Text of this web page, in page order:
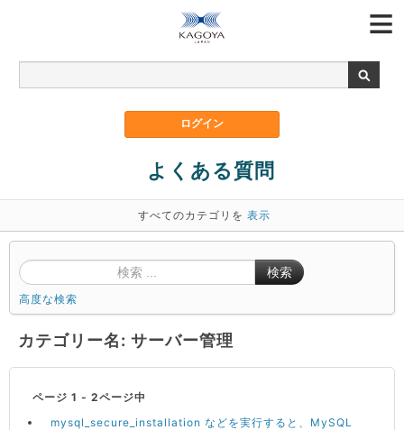
よくある質問
すべてのカテゴリを 表示
検索
高度な検索
カテゴリー名: サーバー管理
ページ 1 - 2ページ中
mysql_secure_installation などを実行すると、MySQL